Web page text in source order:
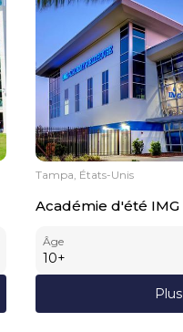
Tampa, États-Unis
Académie d'été IMG
Âge
10+
Plus